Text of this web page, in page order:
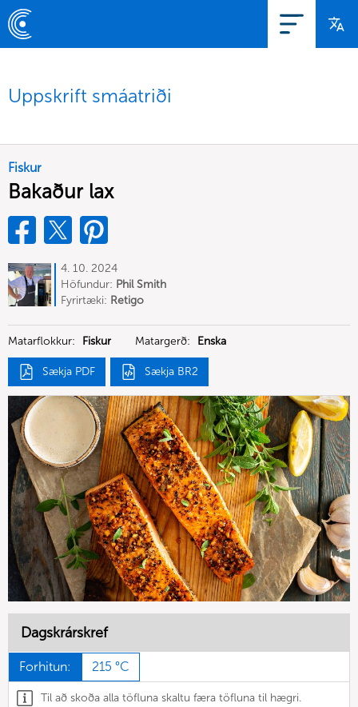
Uppskrift smáatriði
Fiskur
Bakaður lax
4. 10. 2024
Höfundur: Phil Smith
Fyrirtæki: Retigo
Matarflokkur: Fiskur Matargerð: Enska
Sækja PDF Sækja BR2
Dagskrárskref
Forhitun: 215 °C
Til að skoða alla töfluna skaltu færa töfluna til hægri.